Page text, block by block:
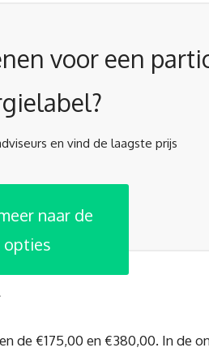
voor een
en vind de laagste prijs
naar de
opties
de €175,00 en €380,00. In de